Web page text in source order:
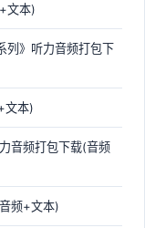
文本)
列》听力音频打包下
文本)
音频打包下载(音频
频+文本)